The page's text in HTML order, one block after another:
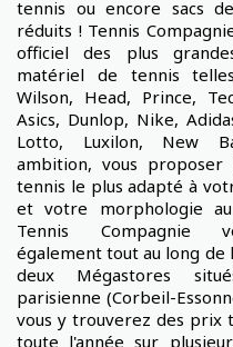
tennis ou encore sacs
réduits ! Tennis
officiel des plus
matériel de tennis
Wilson, Head, Prince,
Asics, Dunlop, Nike,
Lotto, Luxilon, New
ambition, vous
tennis le plus adapté à
et votre morphologie
Tennis Compagnie
également tout au long de
deux Mégastores
parisienne (Corbeil-
vous y trouverez des prix
toute l'année sur